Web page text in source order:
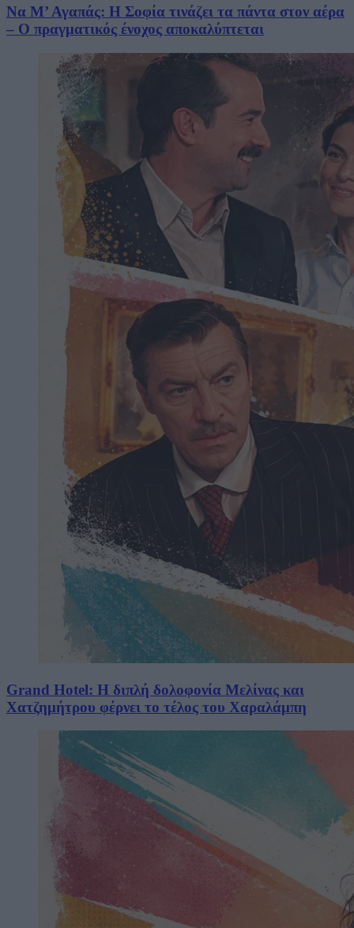
Να Μ’ Αγαπάς: Η Σοφία τινάζει τα πάντα στον αέρα
– Ο πραγματικός ένοχος αποκαλύπτεται
Grand Hotel: Η διπλή δολοφονία Μελίνας και
Χατζημήτρου φέρνει το τέλος του Χαραλάμπη